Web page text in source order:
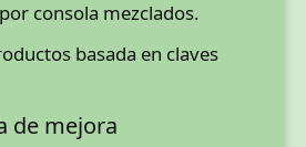
consola mezclados.
basada en claves
de mejora